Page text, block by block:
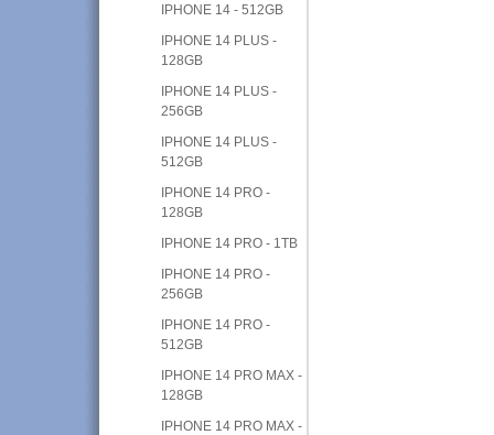
IPHONE 14 - 512GB
IPHONE 14 PLUS -
128GB
IPHONE 14 PLUS -
256GB
IPHONE 14 PLUS -
512GB
IPHONE 14 PRO -
128GB
IPHONE 14 PRO - 1TB
IPHONE 14 PRO -
256GB
IPHONE 14 PRO -
512GB
IPHONE 14 PRO MAX -
128GB
IPHONE 14 PRO MAX -